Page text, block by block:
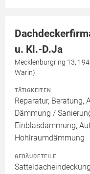
u. Kl.-D.Ja
Mecklenburgring 13,
Warin)
TÄTIGKEITEN
Reparatur, Beratung,
Dämmung /
Einblasdämmung,
Hohlraumdämmung
GEBÄUDETEILE